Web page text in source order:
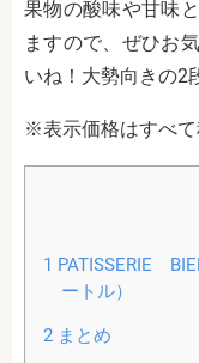
果物の酸味や甘味
ますので、ぜひお
いね！大勢向きの
※表示価格はすべて
1 PATISSERIE
ートル）
2まとめ